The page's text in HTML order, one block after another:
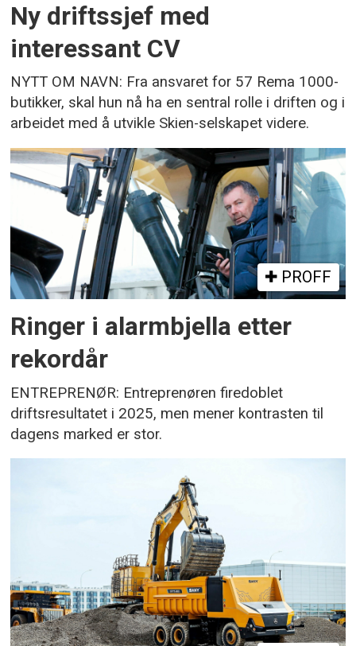
Ny driftssjef med
interessant CV
NYTT OM NAVN: Fra ansvaret for 57 Rema 1000-
butikker, skal hun nå ha en sentral rolle i driften og i
arbeidet med å utvikle Skien-selskapet videre.
PROFF
Ringer i alarmbjella etter
rekordår
ENTREPRENØR: Entreprenøren firedoblet
driftsresultatet i 2025, men mener kontrasten til
dagens marked er stor.